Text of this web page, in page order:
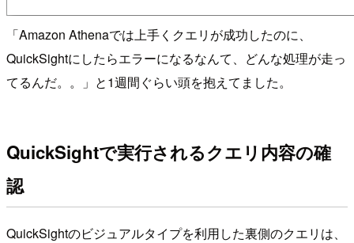
「Amazon Athenaでは上手くクエリが成功したのに、
QuickSightにしたらエラーになるなんて、どんな処理が走っ
てるんだ。。」と1週間ぐらい頭を抱えてました。
QuickSightで実行されるクエリ内容の確
認
QuickSightのビジュアルタイプを利用した裏側のクエリは、